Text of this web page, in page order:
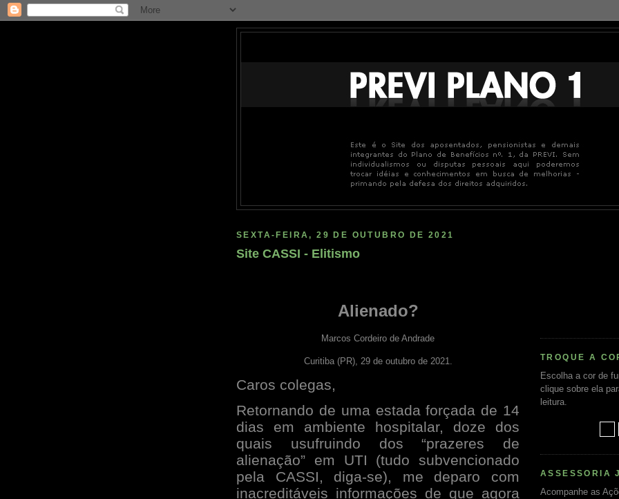
SEXTA-FEIRA, 29 DE OUTUBRO DE 2021
Site CASSI - Elitismo
Alienado?
Marcos Cordeiro de Andrade
Curitiba (PR), 29 de outubro de 2021.
Caros colegas,
Retornando de uma estada forçada de 14
dias em ambiente hospitalar, doze dos
quais usufruindo dos “prazeres de
alienação” em UTI (tudo subvencionado
pela CASSI, diga-se), me deparo com
inacreditáveis informações de que agora
TROQUE A
Escolha a cor de
clique sobre ela
leitura.
ASSESSORIA
Acompanhe as